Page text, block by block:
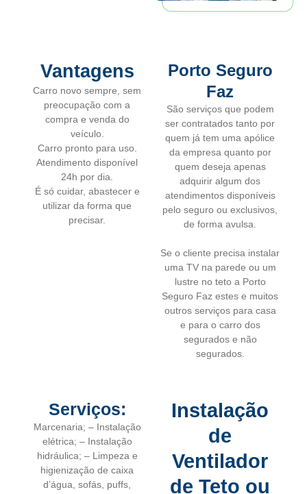
Vantagens
Carro novo sempre, sem
preocupação com a
compra e venda do
veículo.
Carro pronto para uso.
Atendimento disponível
24h por dia.
É só cuidar, abastecer e
utilizar da forma que
precisar.
Porto Seguro
Faz
São serviços que podem
ser contratados tanto por
quem já tem uma apólice
da empresa quanto por
quem deseja apenas
adquirir algum dos
atendimentos disponíveis
pelo seguro ou exclusivos,
de forma avulsa.
Se o cliente precisa instalar
uma TV na parede ou um
lustre no teto a Porto
Seguro Faz estes e muitos
outros serviços para casa
e para o carro dos
segurados e não
segurados.
Serviços:
Marcenaria; – Instalação
elétrica; – Instalação
hidráulica; – Limpeza e
higienização de caixa
d’água, sofás, puffs,
Instalação
de
Ventilador
de Teto ou